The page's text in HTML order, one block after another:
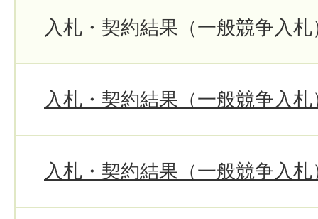
入札・契約結果（一般競争入
入札・契約結果（一般競争入
入札・契約結果（一般競争入